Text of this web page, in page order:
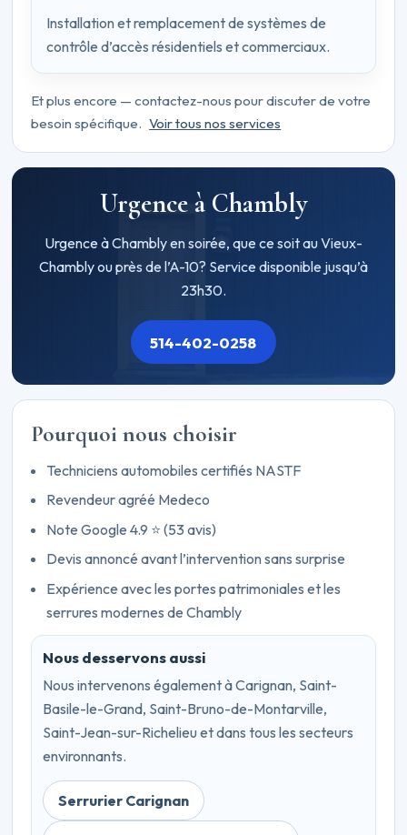
Installation et remplacement de systèmes de
contrôle d’accès résidentiels et commerciaux.
Et plus encore — contactez-nous pour discuter de votre
besoin spécifique. Voir tous nos services
Urgence à Chambly
Urgence à Chambly en soirée, que ce soit au Vieux-
Chambly ou près de l’A-10? Service disponible jusqu’à
23h30.
514-402-0258
Pourquoi nous choisir
Techniciens automobiles certifiés NASTF
Revendeur agréé Medeco
Note Google 4.9 ⭐ (53 avis)
Devis annoncé avant l’intervention sans surprise
Expérience avec les portes patrimoniales et les
serrures modernes de Chambly
Nous desservons aussi
Nous intervenons également à Carignan, Saint-
Basile-le-Grand, Saint-Bruno-de-Montarville,
Saint-Jean-sur-Richelieu et dans tous les secteurs
environnants.
Serrurier Carignan